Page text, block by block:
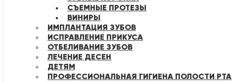
СЪЕМНЫЕ ПРОТЕЗЫ
ВИНИРЫ
ИМПЛАНТАЦИЯ ЗУБОВ
ИСПРАВЛЕНИЕ ПРИКУСА
ОТБЕЛИВАНИЕ ЗУБОВ
ЛЕЧЕНИЕ ДЕСЕН
ДЕТЯМ
ПРОФЕССИОНАЛЬНАЯ ГИГИЕНА ПОЛОСТИ РТА